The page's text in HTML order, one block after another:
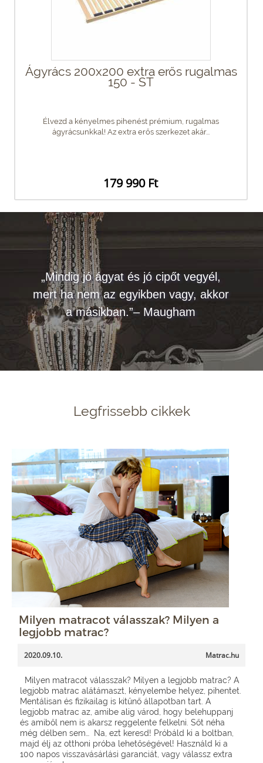
Ágyrács 200x200 extra erős rugalmas
150 - ST
Élvezd a kényelmes pihenést prémium, rugalmas
ágyrácsunkkal! Az extra erős szerkezet akár...
179 990 Ft
„Mindig jó ágyat és jó cipőt vegyél,
mert ha nem az egyikben vagy, akkor
a másikban.”– Maugham
Legfrissebb cikkek
Milyen matracot válasszak? Milyen a
legjobb matrac?
2020.09.10. Matrac.hu
Milyen matracot válasszak? Milyen a legjobb matrac? A
legjobb matrac alátámaszt, kényelembe helyez, pihentet.
Mentálisan és fizikailag is kitűnő állapotban tart. A
legjobb matrac az, amibe alig várod, hogy belehuppanj
és amiből nem is akarsz reggelente felkelni. Sőt néha
még délben sem… Na, ezt keresd! Próbáld ki a boltban,
majd élj az otthoni próba lehetőségével! Használd ki a
100 napos visszavásárlási garanciát, vagy válassz extra